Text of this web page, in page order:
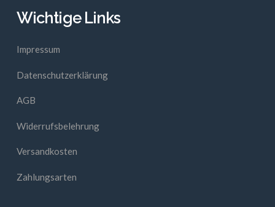
Wichtige Links
Impressum
Datenschutzerklärung
AGB
Widerrufsbelehrung
Versandkosten
Zahlungsarten